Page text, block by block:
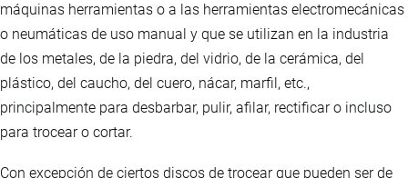
máquinas herramientas o a las herramientas electromecánicas
o neumáticas de uso manual y que se utilizan en la industria
de los metales, de la piedra, del vidrio, de la cerámica, del
plástico, del caucho, del cuero, nácar, marfil, etc.,
principalmente para desbarbar, pulir, afilar, rectificar o incluso
para trocear o cortar.
Con excepción de ciertos discos de trocear que pueden ser de